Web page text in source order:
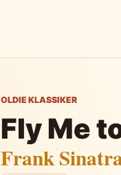
OLDIE KLASSIKER
Fly Me
Frank